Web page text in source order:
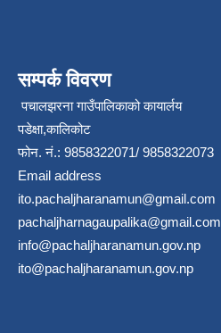
सम्पर्क विवरण
पचालझरना गाउँपालिकाको कायार्लय
पडेक्षा,कालिकोट
फोन. नं.: 9858322071/ 9858322073
Email address
ito.pachaljharanamun@gmail.com
pachaljharnagaupalika@gmail.com
info@pachaljharanamun.gov.np
ito@pachaljharanamun.gov.np